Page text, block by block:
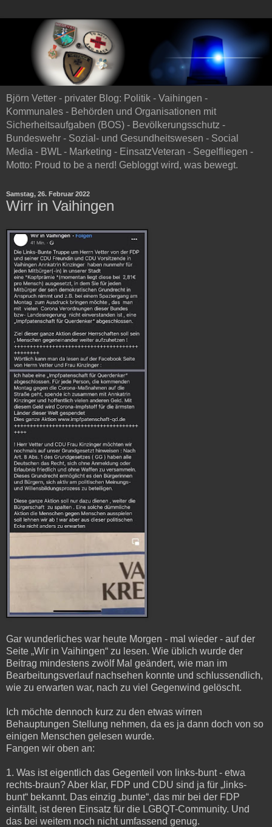
Björn Vetter - privater Blog: Politik - Vaihingen -
Kommunales - Behörden und Organisationen mit
Sicherheitsaufgaben (BOS) - Bevölkerungsschutz -
Bundeswehr - Sozial- und Gesundheitswesen - Social
Media - BWL - Marketing - EinsatzVeteran - Segelfliegen -
Motto: Proud to be a nerd! Gebloggt wird, was bewegt.
Samstag, 26. Februar 2022
Wirr in Vaihingen
Gar wunderliches war heute Morgen - mal wieder - auf der
Seite „Wir in Vaihingen“ zu lesen. Wie üblich wurde der
Beitrag mindestens zwölf Mal geändert, wie man im
Bearbeitungsverlauf nachsehen konnte und schlussendlich,
wie zu erwarten war, nach zu viel Gegenwind gelöscht.
Ich möchte dennoch kurz zu den etwas wirren
Behauptungen Stellung nehmen, da es ja dann doch von so
einigen Menschen gelesen wurde.
Fangen wir oben an:
1. Was ist eigentlich das Gegenteil von links-bunt - etwa
rechts-braun? Aber klar, FDP und CDU sind ja für „links-
bunt“ bekannt. Das einzig „bunte“, das mir bei der FDP
einfällt, ist deren Einsatz für die LGBQT-Community. Und
das bei weitem noch nicht umfassend genug.